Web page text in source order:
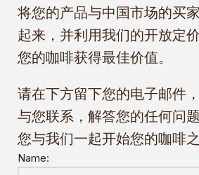
将您的产品与中国市场的买
起来，并利用我们的开放定
您的咖啡获得最佳价值。
请在下方留下您的电子邮件
与您联系，解答您的任何问
您与我们一起开始您的咖啡之
Name: